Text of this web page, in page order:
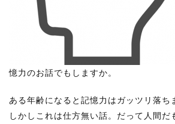
憶力のお話でもしますか。
ある年齢になると記憶力はガッツリ落ち
しかしこれは仕方無い話。だって人間だ